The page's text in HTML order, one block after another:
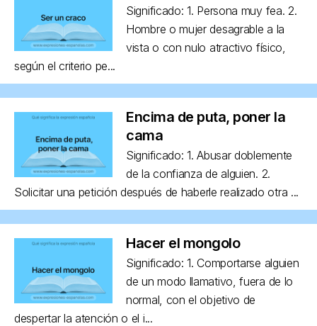
Significado: 1. Persona muy fea. 2.
Hombre o mujer desagrable a la
vista o con nulo atractivo físico,
según el criterio pe...
Encima de puta, poner la
cama
Significado: 1. Abusar doblemente
de la confianza de alguien. 2.
Solicitar una petición después de haberle realizado otra ...
Hacer el mongolo
Significado: 1. Comportarse alguien
de un modo llamativo, fuera de lo
normal, con el objetivo de
despertar la atención o el i...